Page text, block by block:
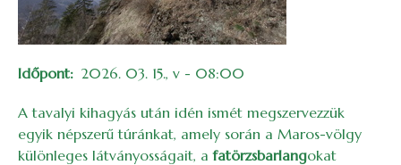
Időpont 2026. 03. 15., v - 08:00
A tavalyi kihagyás után idén ismét megszervezzük
egyik népszerű túránkat, amely során a Maros-völgy
különleges látványosságait, afatörzsbarlangokat